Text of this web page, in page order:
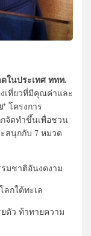
ในประเทศ ททท.
เที่ยวที่มีคุณค่าและ
โครงการ
จัดทำขึ้นเพื่อชวน
สนุกกับ 7 หมวด
มชาติอันงดงาม
กใต้ทะเล
ตัว ท้าทายความ